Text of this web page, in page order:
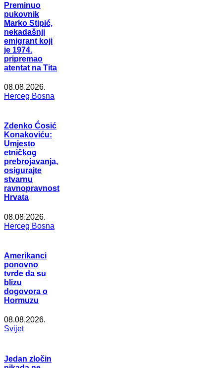
Preminuo
pukovnik
Marko Stipić,
nekadašnji
emigrant koji
je 1974.
pripremao
atentat na Tita
08.08.2026.
Herceg Bosna
Zdenko Ćosić
Konakoviću:
Umjesto
etničkog
prebrojavanja,
osigurajte
stvarnu
ravnopravnost
Hrvata
08.08.2026.
Herceg Bosna
Amerikanci
ponovno
tvrde da su
blizu
dogovora o
Hormuzu
08.08.2026.
Svijet
Jedan zločin